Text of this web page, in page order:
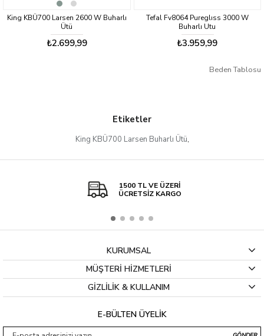
King KBÜ700 Larsen 2600 W Buharlı
Ütü
₺2.699,99
Tefal Fv8064 Pureglıss 3000 W
Buharlı Utu
₺3.959,99
Beden Tablosu
Etiketler
King KBÜ700 Larsen Buharlı Ütü,
1500 TL VE ÜZERİ
ÜCRETSİZ KARGO
KURUMSAL
MÜŞTERİ HİZMETLERİ
GİZLİLİK & KULLANIM
E-BÜLTEN ÜYELİK